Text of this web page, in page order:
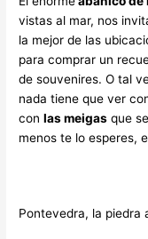
vistas al mar, nos
la mejor de las
para comprar un
de souvenires. O tal
nada tiene que ver
conlas meigas que
menos te lo esperes,
Pontevedra, la piedra